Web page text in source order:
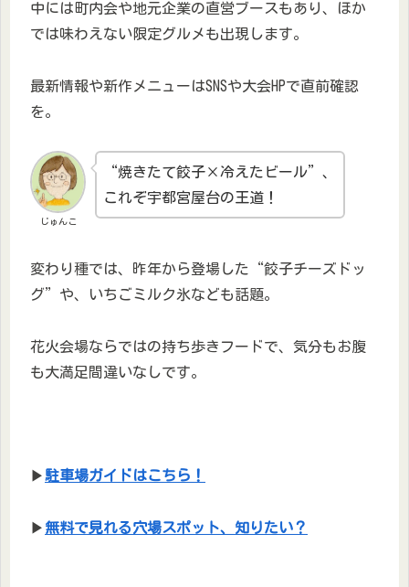
中には町内会や地元企業の直営ブースもあり、ほか
では味わえない限定グルメも出現します。
最新情報や新作メニューはSNSや大会HPで直前確認
を。
じゅんこ
“焼きたて餃子×冷えたビール”、
これぞ宇都宮屋台の王道！
変わり種では、昨年から登場した“餃子チーズドッ
グ”や、いちごミルク氷なども話題。
花火会場ならではの持ち歩きフードで、気分もお腹
も大満足間違いなしです。
▶駐車場ガイドはこちら！
▶ 無料で見れる穴場スポット、知りたい？